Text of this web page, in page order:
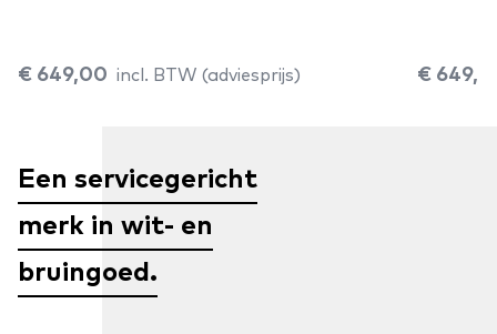
€ 649,00 incl. BTW (adviesprijs) €
Een servicegericht
merk in wit- en
bruingoed.